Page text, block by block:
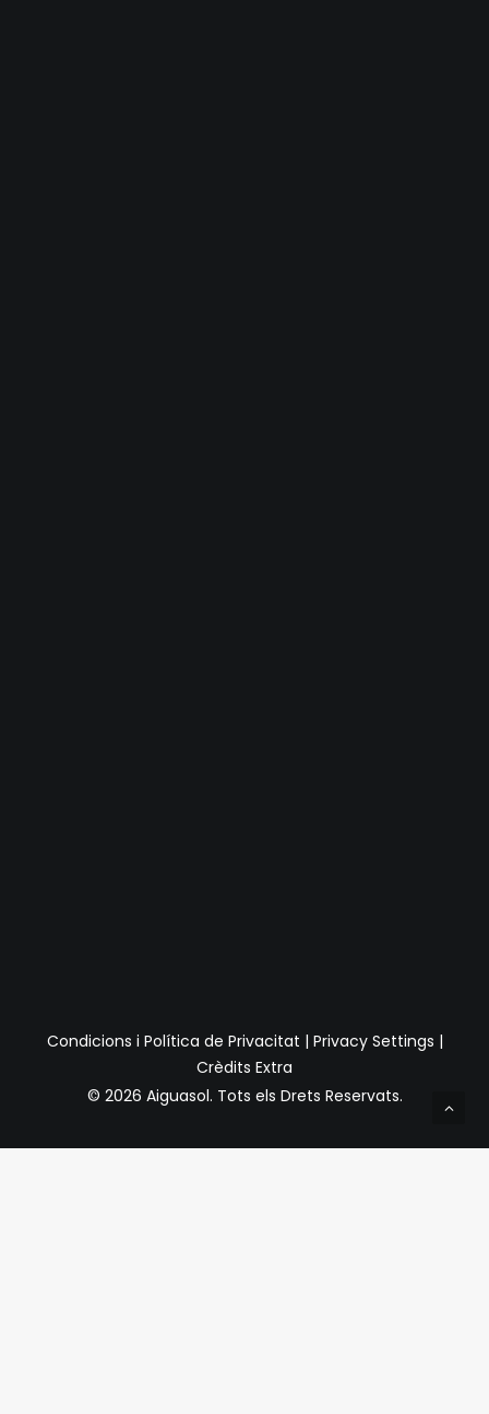
Condicions i Política de Privacitat | Privacy Settings |
Crèdits Extra
© 2026 Aiguasol. Tots els Drets Reservats.